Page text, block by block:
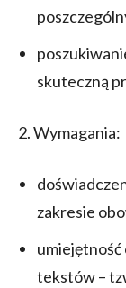
skuteczną
2. Wymagania:
zakresie
tekstów –